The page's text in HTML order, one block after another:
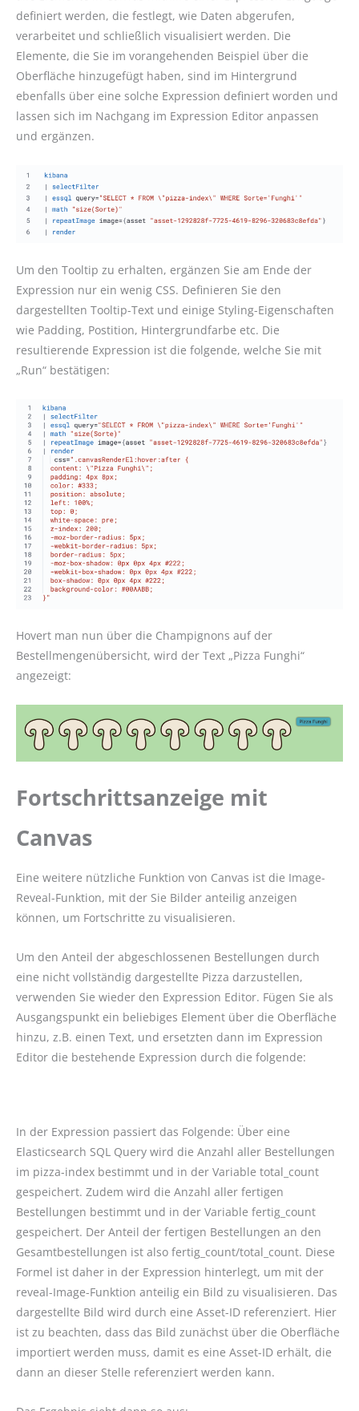
definiert werden, die festlegt, wie Daten abgerufen,
verarbeitet und schließlich visualisiert werden. Die
Elemente, die Sie im vorangehenden Beispiel über die
Oberfläche hinzugefügt haben, sind im Hintergrund
ebenfalls über eine solche Expression definiert worden und
lassen sich im Nachgang im Expression Editor anpassen
und ergänzen.
Um den Tooltip zu erhalten, ergänzen Sie am Ende der
Expression nur ein wenig CSS. Definieren Sie den
dargestellten Tooltip-Text und einige Styling-Eigenschaften
wie Padding, Postition, Hintergrundfarbe etc. Die
resultierende Expression ist die folgende, welche Sie mit
„Run“ bestätigen:
Hovert man nun über die Champignons auf der
Bestellmengenübersicht, wird der Text „Pizza Funghi“
angezeigt:
Fortschrittsanzeige mit
Canvas
Eine weitere nützliche Funktion von Canvas ist die Image-
Reveal-Funktion, mit der Sie Bilder anteilig anzeigen
können, um Fortschritte zu visualisieren.
Um den Anteil der abgeschlossenen Bestellungen durch
eine nicht vollständig dargestellte Pizza darzustellen,
verwenden Sie wieder den Expression Editor. Fügen Sie als
Ausgangspunkt ein beliebiges Element über die Oberfläche
hinzu, z.B. einen Text, und ersetzten dann im Expression
Editor die bestehende Expression durch die folgende:
In der Expression passiert das Folgende: Über eine
Elasticsearch SQL Query wird die Anzahl aller Bestellungen
im pizza-index bestimmt und in der Variable total_count
gespeichert. Zudem wird die Anzahl aller fertigen
Bestellungen bestimmt und in der Variable fertig_count
gespeichert. Der Anteil der fertigen Bestellungen an den
Gesamtbestellungen ist also fertig_count/total_count. Diese
Formel ist daher in der Expression hinterlegt, um mit der
reveal-Image-Funktion anteilig ein Bild zu visualisieren. Das
dargestellte Bild wird durch eine Asset-ID referenziert. Hier
ist zu beachten, dass das Bild zunächst über die Oberfläche
importiert werden muss, damit es eine Asset-ID erhält, die
dann an dieser Stelle referenziert werden kann.